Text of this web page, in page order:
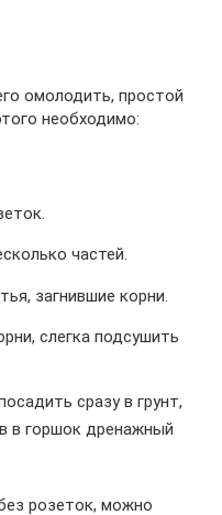
омолодить, простой
необходимо:
частей.
загнившие корни.
слегка подсушить
сразу в грунт,
в горшок дренажный
розеток, можно